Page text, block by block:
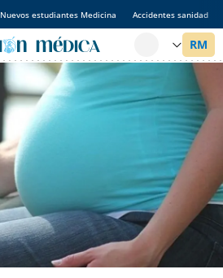
Nuevos estudiantes Medicina Accidentes sanidad